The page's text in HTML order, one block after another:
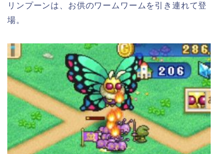
リンプーンは、お供のワームワームを引き連れて登
場。